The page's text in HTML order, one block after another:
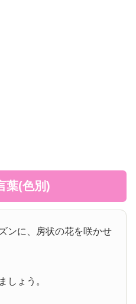
葉(色別)
ンに、房状の花を咲かせ
しょう。